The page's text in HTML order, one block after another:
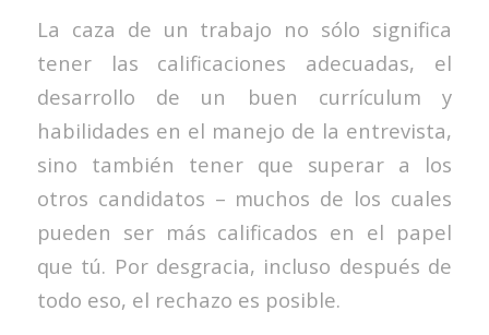
La caza de un trabajo no sólo significa
tener las calificaciones adecuadas, el
desarrollo de un buen currículum y
habilidades en el manejo de la entrevista,
sino también tener que superar a los
otros candidatos – muchos de los cuales
pueden ser más calificados en el papel
que tú. Por desgracia, incluso después de
todo eso, el rechazo es posible.